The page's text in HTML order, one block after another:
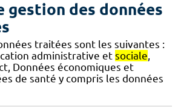
gestion des données
traitées sont les suivantes :
administrative et sociale,
Données économiques et
de santé y compris les données